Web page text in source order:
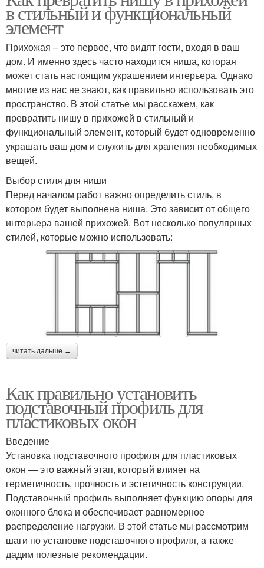
в стильный и функциональный
элемент
Прихожая – это первое, что видят гости, входя в ваш
дом. И именно здесь часто находится ниша, которая
может стать настоящим украшением интерьера. Однако
многие из нас не знают, как правильно использовать это
пространство. В этой статье мы расскажем, как
превратить нишу в прихожей в стильный и
функциональный элемент, который будет одновременно
украшать ваш дом и служить для хранения необходимых
вещей.
Выбор стиля для ниши
Перед началом работ важно определить стиль, в
котором будет выполнена ниша. Это зависит от общего
интерьера вашей прихожей. Вот несколько популярных
стилей, которые можно использовать:
читать дальше →
Как правильно установить
подставочный профиль для
пластиковых окон
Введение
Установка подставочного профиля для пластиковых
окон — это важный этап, который влияет на
герметичность, прочность и эстетичность конструкции.
Подставочный профиль выполняет функцию опоры для
оконного блока и обеспечивает равномерное
распределение нагрузки. В этой статье мы рассмотрим
шаги по установке подставочного профиля, а также
дадим полезные рекомендации.